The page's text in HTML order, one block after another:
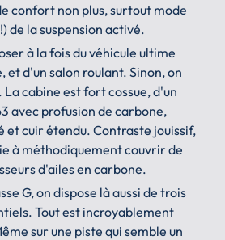
confort non plus, surtout mode
de la suspension activé.
à la fois du véhicule ultime
et d'un salon roulant. Sinon, on
La cabine est fort cossue, d'un
avec profusion de carbone,
et cuir étendu. Contraste jouissif,
à méthodiquement couvrir de
d'ailes en carbone.
G, on dispose là aussi de trois
Tout est incroyablement
sur une piste qui semble un